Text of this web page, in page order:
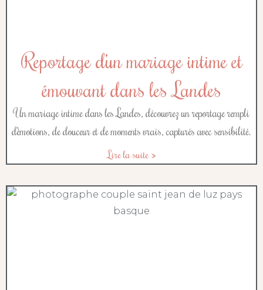
Reportage d’un mariage intime et
émouvant dans les Landes
Un mariage intime dans les Landes, découvrez un reportage rempli
d’émotions, de douceur et de moments vrais, capturés avec sensibilité.
Lire la suite »